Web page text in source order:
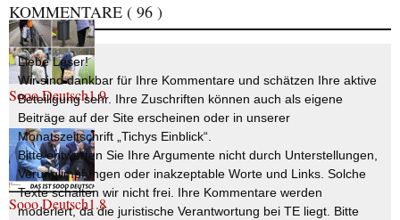
Sooo Deutsch1.9
Sooo Deutsch1.8
KOMMENTARE ( 96 )
Liebe Leser!
Wir sind dankbar für Ihre Kommentare und schätzen Ihre aktive
Beteiligung sehr. Ihre Zuschriften können auch als eigene
Beiträge auf der Site erscheinen oder in unserer
Monatszeitschrift „Tichys Einblick“.
Bitte entwerten Sie Ihre Argumente nicht durch Unterstellungen,
Verunglimpfungen oder inakzeptable Worte und Links. Solche
Texte schalten wir nicht frei. Ihre Kommentare werden
moderiert, da die juristische Verantwortung bei TE liegt. Bitte